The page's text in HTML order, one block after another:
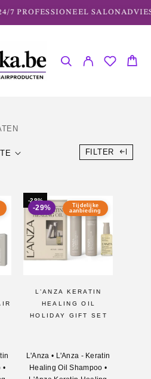
7 PROFESSIONEEL SALONADVIES
FILTER
•
-29%
Tijdelijke
aanbieding
-29%
L’ANZA KERATIN
HEALING OIL
HOLIDAY GIFT SET
L'Anza •
L'Anza - Keratin
Healing Oil Shampoo •